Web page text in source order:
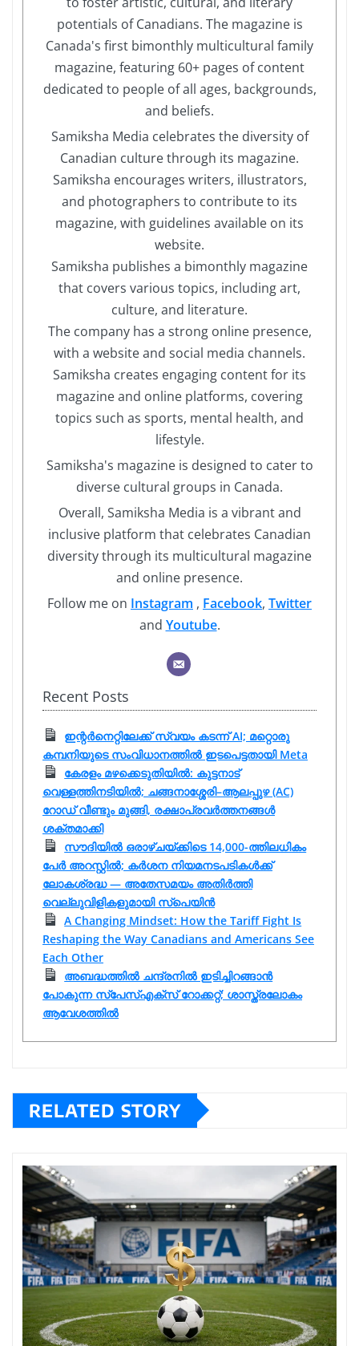
potentials of Canadians. The magazine is
Canada's first bimonthly multicultural family
magazine, featuring 60+ pages of content
dedicated to people of all ages, backgrounds,
and beliefs.
Samiksha Media celebrates the diversity of
Canadian culture through its magazine.
Samiksha encourages writers, illustrators,
and photographers to contribute to its
magazine, with guidelines available on its
website.
Samiksha publishes a bimonthly magazine
that covers various topics, including art,
culture, and literature.
The company has a strong online presence,
with a website and social media channels.
Samiksha creates engaging content for its
magazine and online platforms, covering
topics such as sports, mental health, and
lifestyle.
Samiksha's magazine is designed to cater to
diverse cultural groups in Canada.
Overall, Samiksha Media is a vibrant and
inclusive platform that celebrates Canadian
diversity through its multicultural magazine
and online presence.
Follow me on Instagram , Facebook, Twitter
and Youtube.
Recent Posts
ഇന്റർനെറ്റിലേക്ക് സ്വയം കടന്ന് AI; മറ്റൊരു
കമ്പനിയുടെ സംവിധാനത്തിൽ ഇടപെട്ടതായി Meta
കേരളം മഴക്കെടുതിയിൽ: കുട്ടനാട്
വെള്ളത്തിനടിയിൽ; ചങ്ങനാശ്ശേരി–ആലപ്പുഴ (AC)
റോഡ് വീണ്ടും മുങ്ങി, രക്ഷാപ്രവർത്തനങ്ങൾ
ശക്തമാക്കി
സൗദിയിൽ ഒരാഴ്ചയ്ക്കിടെ 14,000-ത്തിലധികം
പേർ അറസ്റ്റിൽ; കർശന നിയമനടപടികൾക്ക്
ലോകശ്രദ്ധ — അതേസമയം അതിർത്തി
വെല്ലുവിളികളുമായി സ്പെയിൻ
A Changing Mindset: How the Tariff Fight Is
Reshaping the Way Canadians and Americans See
Each Other
അബദ്ധത്തിൽ ചന്ദ്രനിൽ ഇടിച്ചിറങ്ങാൻ
പോകുന്ന സ്പേസ്‌എക്‌സ് റോക്കറ്റ്; ശാസ്ത്രലോകം
ആവേശത്തിൽ
RELATED STORY